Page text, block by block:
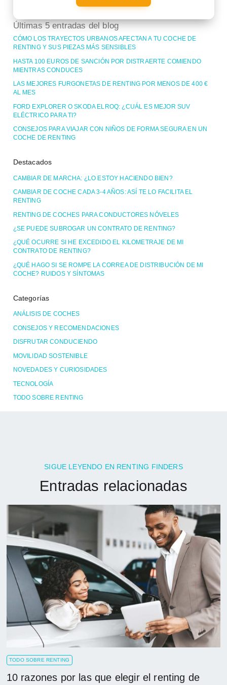
Últimas 5 entradas del blog
CÓMO LOS TRAYECTOS URBANOS AFECTAN A TU COCHE DE
RENTING Y SUS PIEZAS MÁS SENSIBLES
HASTA 100 EUROS DE SANCIÓN POR DISTRAERTE COMIENDO
MIENTRAS CONDUCES
LAS MEJORES FURGONETAS DE RENTING POR MENOS DE 400 €
AL MES
FORD EXPLORER O SKODA ELROQ: ¿CUÁL ES MEJOR SUV
ELÉCTRICO PARA TI?
CONSEJOS PARA VIAJAR CON NIÑOS DE FORMA SEGURA EN UN
COCHE DE RENTING
Destacados
CAMBIAR DE MARCHA: ¿LO ESTOY HACIENDO BIEN?
CAMBIAR DE COCHE CADA 3-4 AÑOS: ASÍ TE LO FACILITA EL
RENTING
RENTING DE COCHES PARA CONDUCTORES NÓVELES
¿SE PUEDE SUBROGAR UN CONTRATO DE RENTING?
¿QUÉ OCURRE SI HE EXCEDIDO EL KILOMETRAJE DE MI
CONTRATO DE RENTING?
¿QUÉ HAGO SI SE ROMPE LA CORREA DE DISTRIBUCIÓN DE MI
COCHE? RUIDOS Y SÍNTOMAS
Categorías
ANÁLISIS DE COCHES
CONSEJOS Y RECOMENDACIONES
DISFRUTAR CONDUCIENDO
MOVILIDAD SOSTENIBLE
NOVEDADES Y CURIOSIDADES
TECNOLOGÍA
TODO SOBRE RENTING
SIGUE LEYENDO EN RENTING FINDERS
Entradas relacionadas
TODO SOBRE RENTING
10 razones por las que elegir el renting de